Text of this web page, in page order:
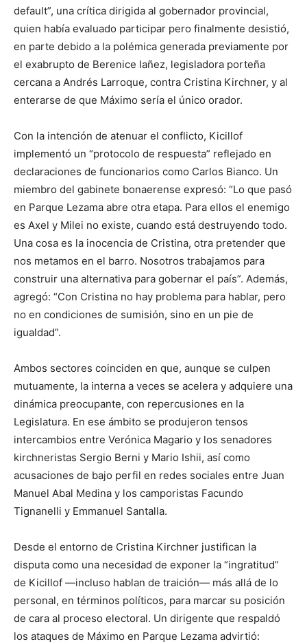
default”, una crítica dirigida al gobernador provincial,
quien había evaluado participar pero finalmente desistió,
en parte debido a la polémica generada previamente por
el exabrupto de Berenice Iañez, legisladora porteña
cercana a Andrés Larroque, contra Cristina Kirchner, y al
enterarse de que Máximo sería el único orador.
Con la intención de atenuar el conflicto, Kicillof
implementó un “protocolo de respuesta” reflejado en
declaraciones de funcionarios como Carlos Bianco. Un
miembro del gabinete bonaerense expresó: “Lo que pasó
en Parque Lezama abre otra etapa. Para ellos el enemigo
es Axel y Milei no existe, cuando está destruyendo todo.
Una cosa es la inocencia de Cristina, otra pretender que
nos metamos en el barro. Nosotros trabajamos para
construir una alternativa para gobernar el país”. Además,
agregó: “Con Cristina no hay problema para hablar, pero
no en condiciones de sumisión, sino en un pie de
igualdad”.
Ambos sectores coinciden en que, aunque se culpen
mutuamente, la interna a veces se acelera y adquiere una
dinámica preocupante, con repercusiones en la
Legislatura. En ese ámbito se produjeron tensos
intercambios entre Verónica Magario y los senadores
kirchneristas Sergio Berni y Mario Ishii, así como
acusaciones de bajo perfil en redes sociales entre Juan
Manuel Abal Medina y los camporistas Facundo
Tignanelli y Emmanuel Santalla.
Desde el entorno de Cristina Kirchner justifican la
disputa como una necesidad de exponer la “ingratitud”
de Kicillof —incluso hablan de traición— más allá de lo
personal, en términos políticos, para marcar su posición
de cara al proceso electoral. Un dirigente que respaldó
los ataques de Máximo en Parque Lezama advirtió: